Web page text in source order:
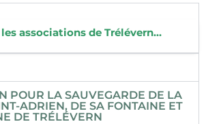
associations de Trélévern…
POUR LA SAUVEGARDE DE LA
ADRIEN, DE SA FONTAINE ET
DE TRÉLÉVERN